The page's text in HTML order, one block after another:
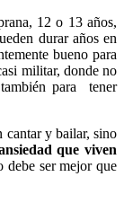
12 o 13 años,
durar años en
bueno para
militar, donde no
también para tener
cantar y bailar, sino
que viven
debe ser mejor que